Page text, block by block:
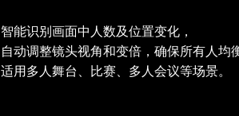
智能识别画面中人数及位置变化，
自动调整镜头视角和变倍， 确保所有人均
适用多人舞台、比赛、多人会议等场景。